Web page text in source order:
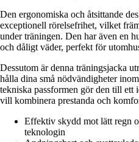
Den ergonomiska och åtsittande
exceptionell rörelsefrihet, vilket
under träningen. Den har även en
och dåligt väder, perfekt för
Dessutom är denna träningsjacka
hålla dina små nödvändigheter
tekniska passformen gör den till ett
vill kombinera prestanda och
Effektiv skydd mot lätt regn
teknologin